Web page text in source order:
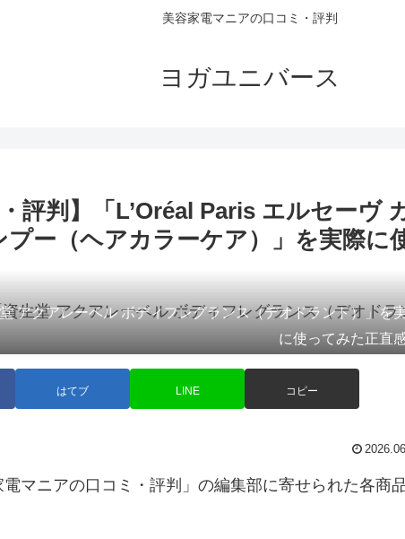
美容家電マニアの口コミ・評判
ヨガユニバース
評判】「L’Oréal Paris エルセーヴ
ー（ヘアカラーケア）」を実際に
アクアレーベル ボディフレグランス（デオドラント）」を
に使ってみた正直
はてブ LINE コピー
マニアの口コミ・評判」の編集部に寄せられた各商品